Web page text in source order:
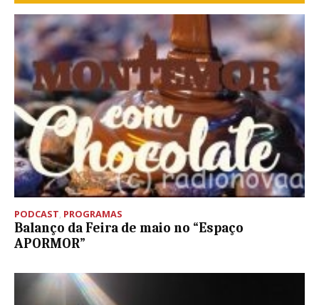
PODCAST, PROGRAMAS
Balanço da Feira de maio no “Espaço
APORMOR”